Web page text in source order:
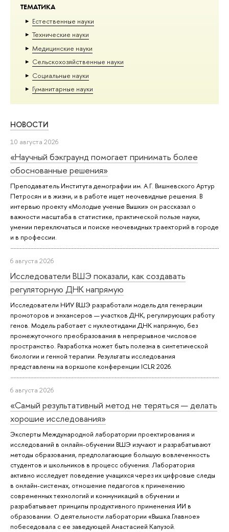
ТЕМАТИКА
Естественные науки
Тех­ничес­кие науки
Медицинские науки
Сельскохозяйственные науки
Социальные науки
Гуманитарные науки
НОВОСТИ
10 августа 2026
«Научный бэкграунд помогает принимать более
обоснованные решения»
Преподаватель Института демографии им. А.Г. Вишневского Артур
Петросян и в жизни, и в работе ищет неочевидные решения. В
интервью проекту «Молодые ученые Вышки» он рассказал о
важности масштаба в статистике, практической пользе науки,
умении переключаться и поиске неочевидных траекторий в городе
и в профессии.
6 августа 2026
Исследователи ВШЭ показали, как создавать
регуляторную ДНК напрямую
Исследователи НИУ ВШЭ разработали модель для генерации
промоторов и энхансеров — участков ДНК, регулирующих работу
генов. Модель работает с нуклеотидами ДНК напрямую, без
промежуточного преобразования в непрерывное числовое
пространство. Разработка может быть полезна в синтетической
биологии и генной терапии. Результаты исследования
представлены на воркшопе конференции ICLR 2026.
6 августа 2026
«Самый результативный метод не теряться — делать
хорошие исследования»
Эксперты Международной лаборатории проектирования и
исследований в онлайн-обучении ВШЭ изучают и разрабатывают
методы образования, предполагающие большую вовлеченность
студентов и школьников в процесс обучения. Лаборатория
активно исследует поведение учащихся через их цифровые следы
в онлайн-системах, отношение педагогов к применению
современных технологий и коммуникаций в обучении и
разрабатывает принципы продуктивного применения ИИ в
образовании. О деятельности лаборатории «Вышка.Главное»
побеседовала с ее заведующей Анастасией Капузой.